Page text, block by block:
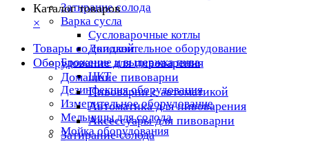
Затирание солода
Варка сусла
Cусловарочные котлы
Дополнительное оборудование
Брожение и выдержка пива
ЦКТ
Дезинфекция оборудования
Измерительное оборудование
Мельницы для солода
Мойка оборудования
Каталог товаров
×
Товары со скидкой
Оборудование для пивоварения
Домашние пивоварни
Пивоварни с автоматикой
Автоматика для пивоварения
Аксессуары для пивоварни
Затирание солода